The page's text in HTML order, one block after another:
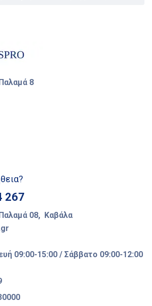
8
267
08, Καβάλα
09:00-15:00 / Σάββατο 09:00-12:00